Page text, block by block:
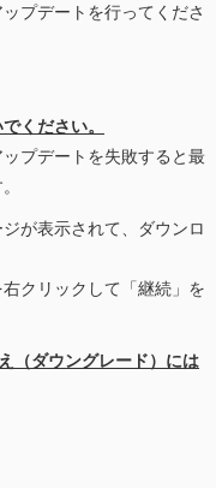
プデートを行ってくださ
ください。
プデートを失敗すると最
が表示されて、ダウンロ
クリックして「継続」を
（ダウングレード）には